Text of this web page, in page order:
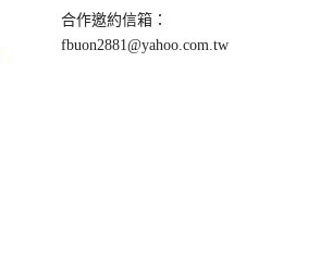
合作邀約信箱：
fbuon2881@yahoo.com.tw